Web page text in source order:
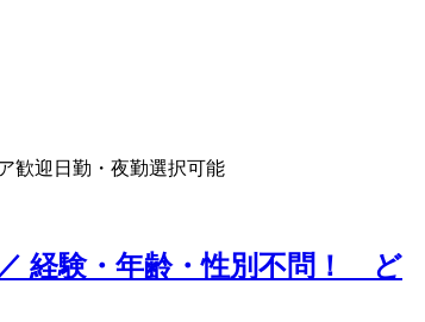
歓迎 日勤・夜勤選択可能
経験・年齢・性別不問！ ど